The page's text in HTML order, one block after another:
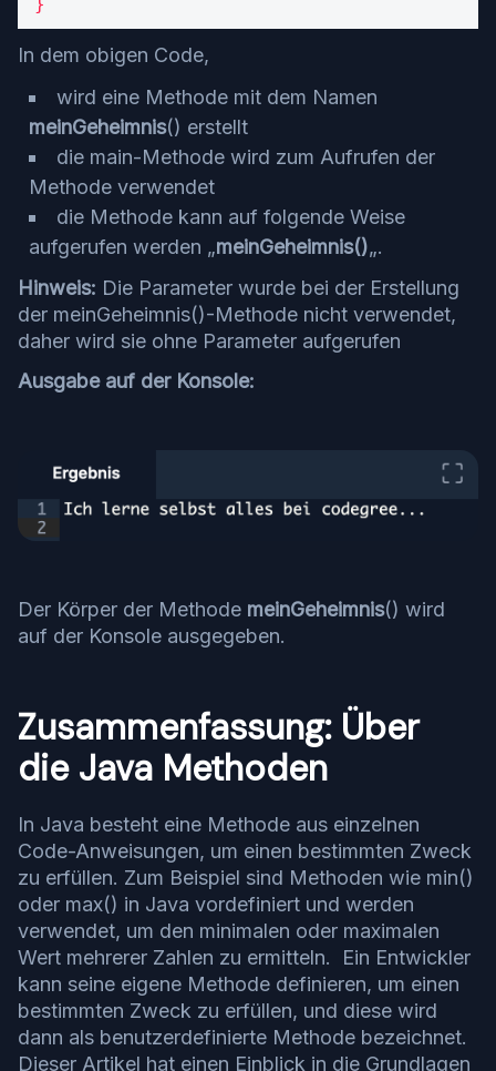
In dem obigen Code,
wird eine Methode mit dem Namen
meinGeheimnis() erstellt
die main-Methode wird zum Aufrufen der
Methode verwendet
die Methode kann auf folgende Weise
aufgerufen werden „meinGeheimnis()„.
Hinweis: Die Parameter wurde bei der Erstellung
der meinGeheimnis()-Methode nicht verwendet,
daher wird sie ohne Parameter aufgerufen
Ausgabe auf der Konsole:
Der Körper der Methode meinGeheimnis() wird
auf der Konsole ausgegeben.
Zusammenfassung: Über
die Java Methoden
In Java besteht eine Methode aus einzelnen
Code-Anweisungen, um einen bestimmten Zweck
zu erfüllen. Zum Beispiel sind Methoden wie min()
oder max() in Java vordefiniert und werden
verwendet, um den minimalen oder maximalen
Wert mehrerer Zahlen zu ermitteln. Ein Entwickler
kann seine eigene Methode definieren, um einen
bestimmten Zweck zu erfüllen, und diese wird
dann als benutzerdefinierte Methode bezeichnet.
Dieser Artikel hat einen Einblick in die Grundlagen